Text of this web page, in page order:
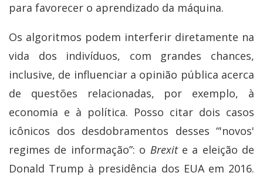
para favorecer o aprendizado da máquina.
Os algoritmos podem interferir diretamente na
vida dos indivíduos, com grandes chances,
inclusive, de influenciar a opinião pública acerca
de questões relacionadas, por exemplo, à
economia e à política. Posso citar dois casos
icônicos dos desdobramentos desses “'novos'
regimes de informação”: o Brexite a eleição de
Donald Trump à presidência dos EUA em 2016.